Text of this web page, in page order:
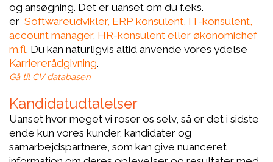
og ansøgning. Det er uanset om du f.eks.
er Softwareudvikler, ERP konsulent, IT-konsulent,
account manager, HR-konsulent eller økonomichef
m.fl. Du kan naturligvis altid anvende vores ydelse
Karriererådgivning.
Gå til CV databasen
Kandidatudtalelser
Uanset hvor meget vi roser os selv, så er det i sidste
ende kun vores kunder, kandidater og
samarbejdspartnere, som kan give nuanceret